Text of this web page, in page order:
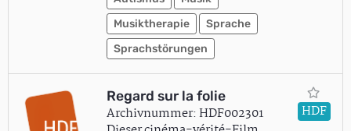
Musiktherapie
Sprache
Sprachstörungen
Regard sur la folie
Archivnummer: HDF002301
HDF